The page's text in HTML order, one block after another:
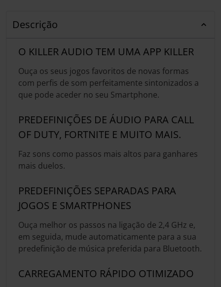
Descrição
O KILLER AUDIO TEM UMA APP KILLER
Ouça os seus jogos favoritos de novas formas
com perfis de som perfeitamente sintonizados a
que pode aceder no seu Smartphone.
PREDEFINIÇÕES DE ÁUDIO PARA CALL
OF DUTY, FORTNITE E MUITO MAIS.
Faz sons como passos mais altos para ganhares
mais duelos.
PREDEFINIÇÕES SEPARADAS PARA
JOGOS E SMARTPHONES
Ouça melhor os passos na ligação de 2,4 GHz e,
em seguida, mude automaticamente para a sua
predefinição de música preferida para Bluetooth.
CARREGAMENTO RÁPIDO OTIMIZADO